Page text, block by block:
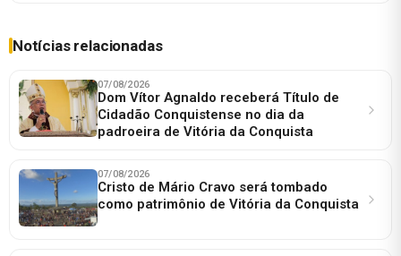
Notícias relacionadas
07/08/2026
Dom Vítor Agnaldo receberá Título de
Cidadão Conquistense no dia da
padroeira de Vitória da Conquista
07/08/2026
Cristo de Mário Cravo será tombado
como patrimônio de Vitória da Conquista